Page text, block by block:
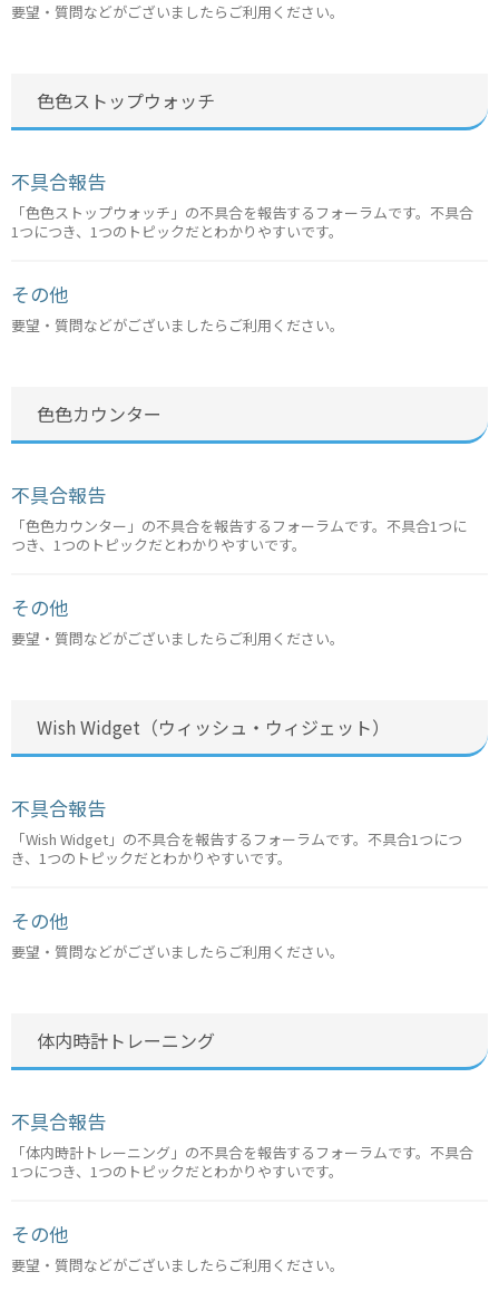
要望・質問などがございましたらご利用ください。
色色ストップウォッチ
不具合報告
「色色ストップウォッチ」の不具合を報告するフォーラムです。不具合
1つにつき、1つのトピックだとわかりやすいです。
その他
要望・質問などがございましたらご利用ください。
色色カウンター
不具合報告
「色色カウンター」の不具合を報告するフォーラムです。不具合1つに
つき、1つのトピックだとわかりやすいです。
その他
要望・質問などがございましたらご利用ください。
Wish Widget（ウィッシュ・ウィジェット）
不具合報告
「Wish Widget」の不具合を報告するフォーラムです。不具合1つにつ
き、1つのトピックだとわかりやすいです。
その他
要望・質問などがございましたらご利用ください。
体内時計トレーニング
不具合報告
「体内時計トレーニング」の不具合を報告するフォーラムです。不具合
1つにつき、1つのトピックだとわかりやすいです。
その他
要望・質問などがございましたらご利用ください。